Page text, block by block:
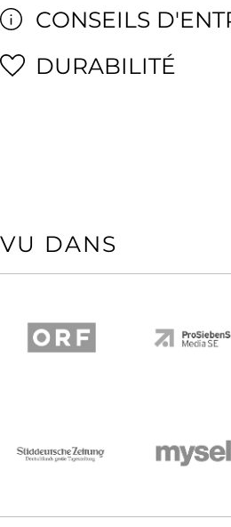
CONSEILS
DURABILITÉ
VU DANS